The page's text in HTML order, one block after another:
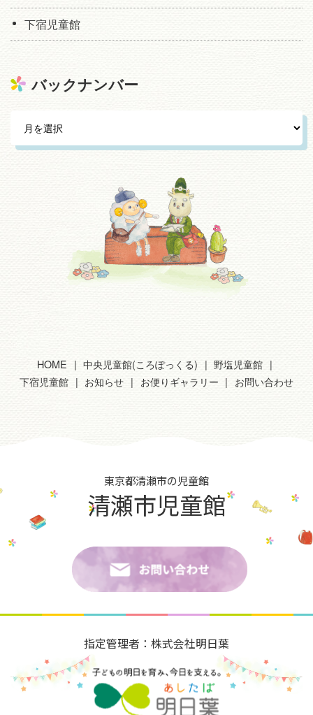
下宿児童館
バックナンバー
HOME 中央児童館(ころぽっくる)
野塩児童館
下宿児童館
お知らせ お便りギャラリー お問い合わせ
東京都清瀬市の児童館
清瀬市児童館
指定管理者：株式会社明日葉